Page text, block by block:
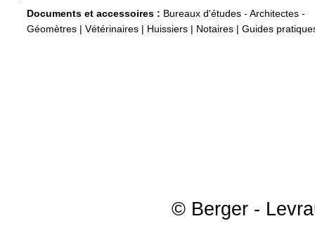
Documents et accessoires : Bureaux d'études - Architectes -
Géomètres
Vétérinaires Huissiers Notaires Guides
© Berger -